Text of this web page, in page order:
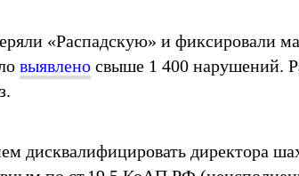
«Распадскую» и фиксировали
выявлено свыше 1 400 нарушений.
дисквалифицировать директора